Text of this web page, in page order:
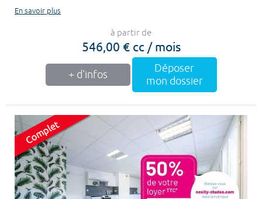
En savoir plus
à partir de
546,00 € cc / mois
+ d'infos
Déposer
mon dossier